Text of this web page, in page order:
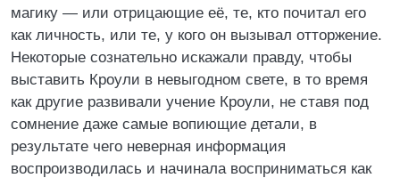
магику — или отрицающие её, те, кто почитал его
как личность, или те, у кого он вызывал отторжение.
Некоторые сознательно искажали правду, чтобы
выставить Кроули в невыгодном свете, в то время
как другие развивали учение Кроули, не ставя под
сомнение даже самые вопиющие детали, в
результате чего неверная информация
воспроизводилась и начинала восприниматься как